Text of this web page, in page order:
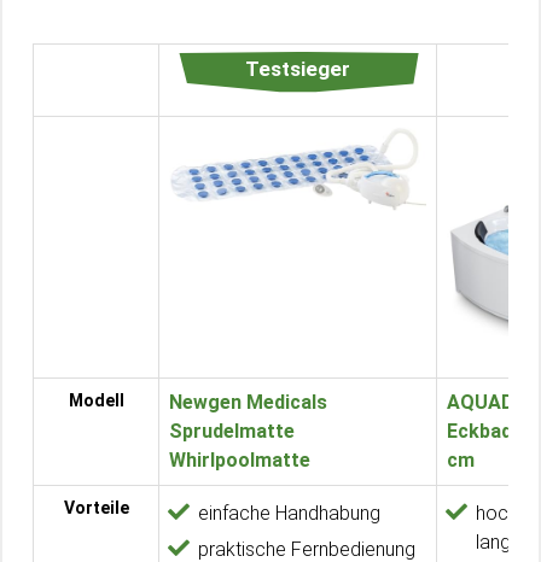
Testsieger
Modell
Newgen Medicals
Sprudelmatte
Whirlpoolmatte
AQUADE
cm
Vorteile
einfache Handhabung
praktische Fernbedienung